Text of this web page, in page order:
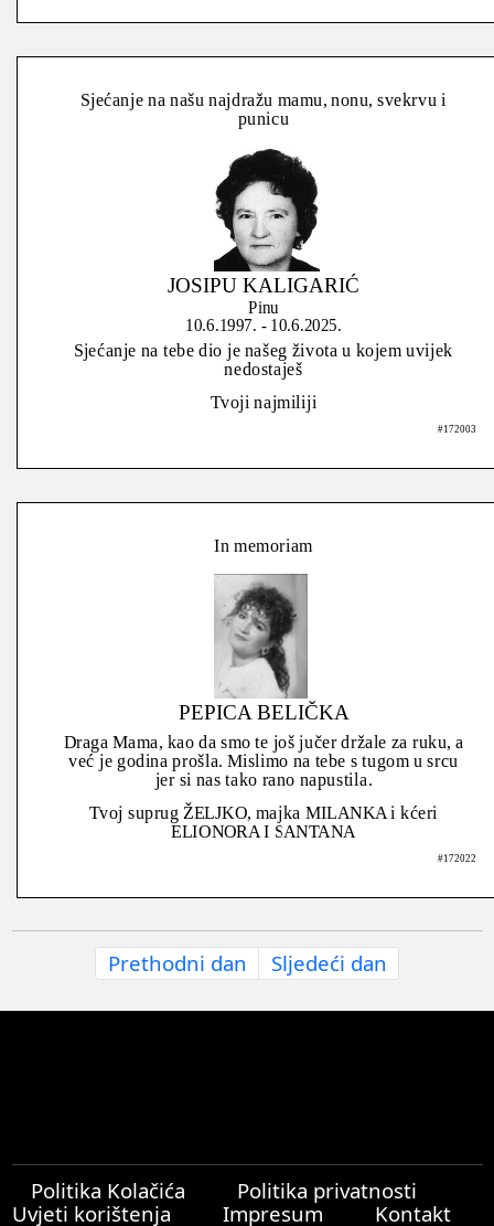
Sjećanje na našu najdražu mamu, nonu, svekrvu i
punicu
JOSIPU KALIGARIĆ
Pinu
10.6.1997. - 10.6.2025.
Sjećanje na tebe dio je našeg života u kojem uvijek
nedostaješ
Tvoji najmiliji
#172003
In memoriam
PEPICA BELIČKA
Draga Mama, kao da smo te još jučer držale za ruku, a
već je godina prošla. Mislimo na tebe s tugom u srcu
jer si nas tako rano napustila.
Tvoj suprug ŽELJKO, majka MILANKA i kćeri
ELIONORA I SANTANA
#172022
Prethodni dan Sljedeći dan
Politika Kolačića
Politika privatnosti
Uvjeti korištenja
Impresum
Kontakt